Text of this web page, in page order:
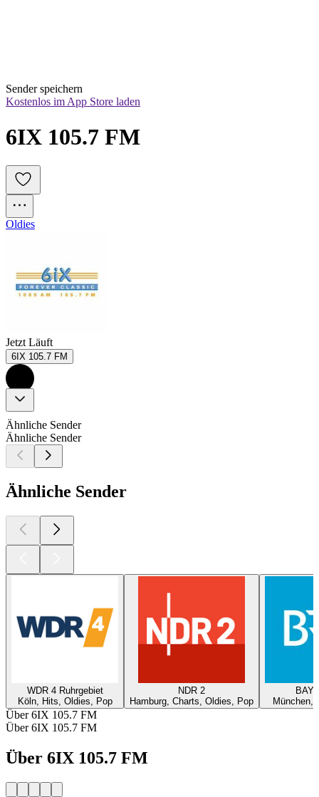
Sender speichern
Kostenlos im App Store laden
6IX 105.7 FM
Oldies
Jetzt Läuft
6IX 105.7 FM
Ähnliche Sender
Ähnliche Sender
Ähnliche Sender
WDR 4 Ruhrgebiet
Köln, Hits, Oldies, Pop
NDR 2
Hamburg, Charts, Oldies, Pop
München,
Über 6IX 105.7 FM
Über 6IX 105.7 FM
Über 6IX 105.7 FM